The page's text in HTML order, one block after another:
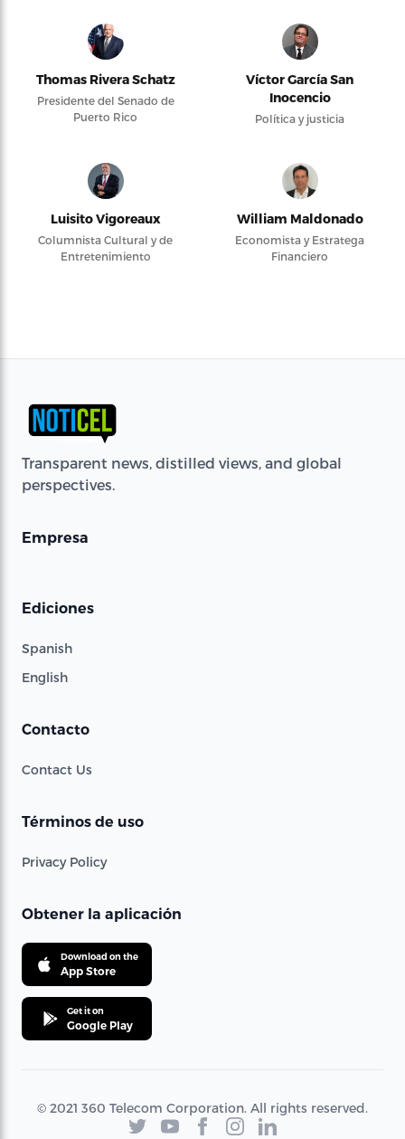
Thomas Rivera Schatz
Presidente del Senado de
Puerto Rico
Víctor García San
Inocencio
Política y justicia
Luisito Vigoreaux
Columnista Cultural y de
Entretenimiento
William Maldonado
Economista y Estratega
Financiero
Transparent news, distilled views, and global
perspectives.
Empresa
Ediciones
Spanish
English
Contacto
Contact Us
Términos de uso
Privacy Policy
Obtener la aplicación
Download on the
App Store
Get it on
Google Play
© 2021 360 Telecom Corporation. All rights reserved.